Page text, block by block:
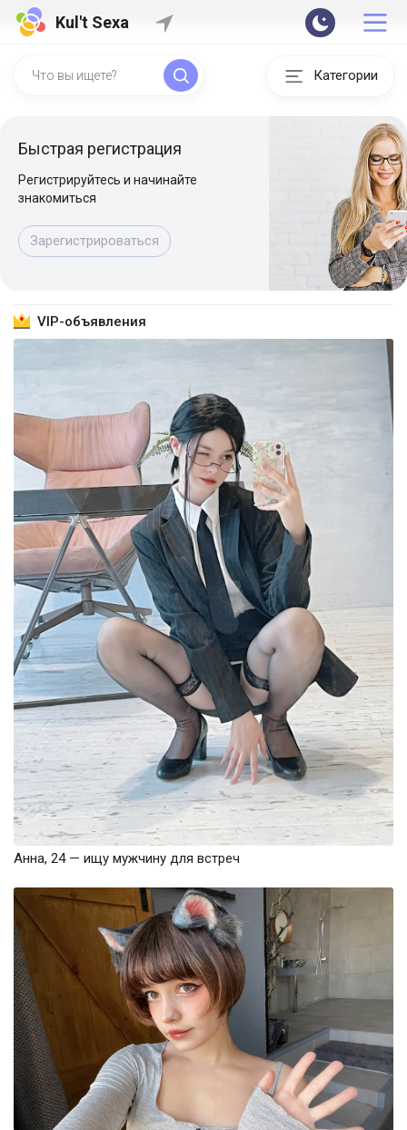
Kul't Sexa
Категории
Быстрая регистрация
Регистрируйтесь и начинайте
знакомиться
Зарегистрироваться
VIP-объявления
Анна, 24 — ищу мужчину для встреч